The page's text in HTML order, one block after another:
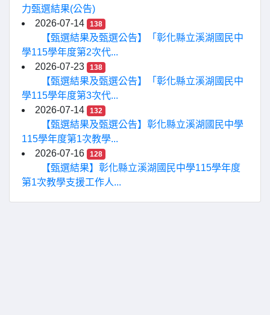
力甄選結果(公告)
2026-07-14
138
【甄選結果及甄選公告】「彰化縣立溪湖國民中
學115學年度第2次代...
2026-07-23
138
【甄選結果及甄選公告】「彰化縣立溪湖國民中
學115學年度第3次代...
2026-07-14
132
【甄選結果及甄選公告】彰化縣立溪湖國民中學
115學年度第1次教學...
2026-07-16
128
【甄選結果】彰化縣立溪湖國民中學115學年度
第1次教學支援工作人...